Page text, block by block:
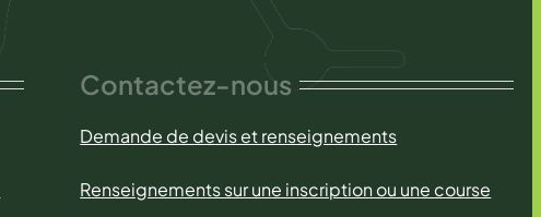
Contactez-nous
Demande de devis et renseignements
Renseignements sur une inscription ou une course